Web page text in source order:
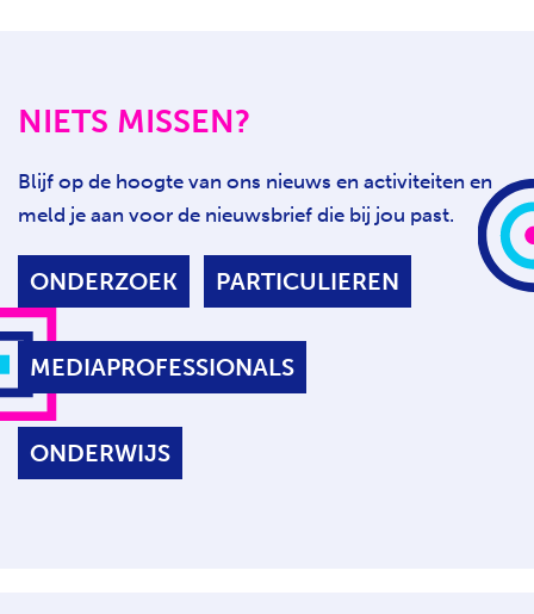
NIETS MISSEN?
Blijf op de hoogte van ons nieuws en activiteiten en
meld je aan voor de nieuwsbrief die bij jou past.
ONDERZOEK PARTICULIEREN
MEDIAPROFESSIONALS
ONDERWIJS